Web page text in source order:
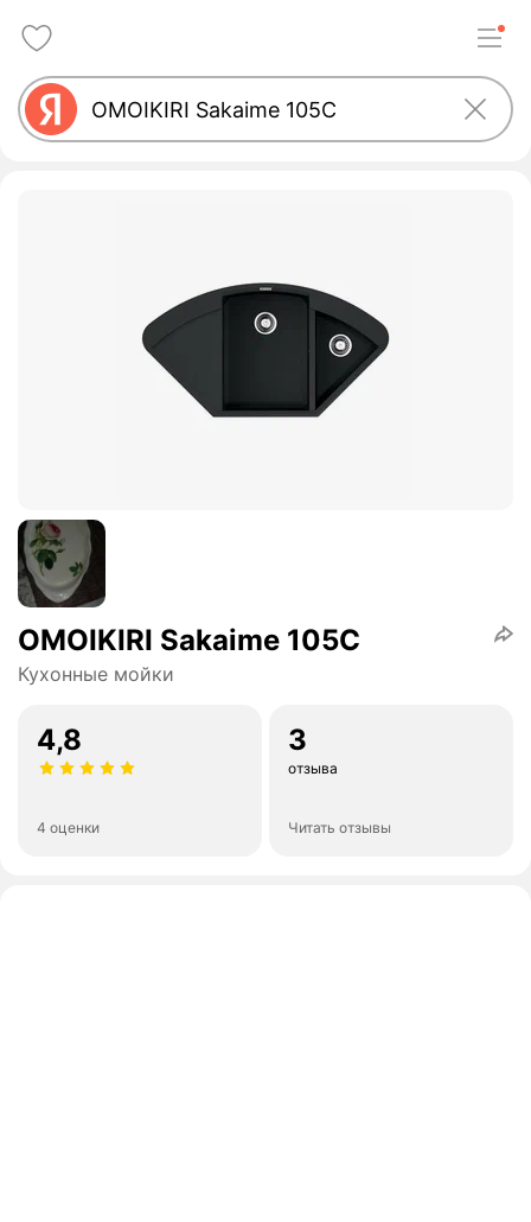
OMOIKIRI Sakaime 105C
Кухонные мойки
4,8
4 оценки
3
отзыва
Читать отзывы